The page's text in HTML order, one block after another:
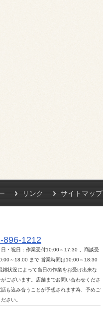
リンク サイトマップ
896-1212
日・祝日：作業受付10:00～17:30 、商談受
～18:00 まで 営業時間は10:00～18:30
雑状況によって当日の作業をお受け出来な
ございます。店舗までお問い合わせくださ
話も込み合うことが予想されます為、予めご
さい。